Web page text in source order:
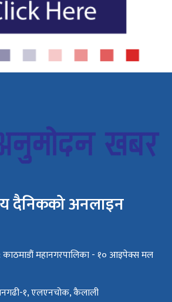
दैनिकको अनलाइन
: काठमाडौं महानगरपालिका - १० आइपेक्स मल
१, एलएनचोक, कैलाली